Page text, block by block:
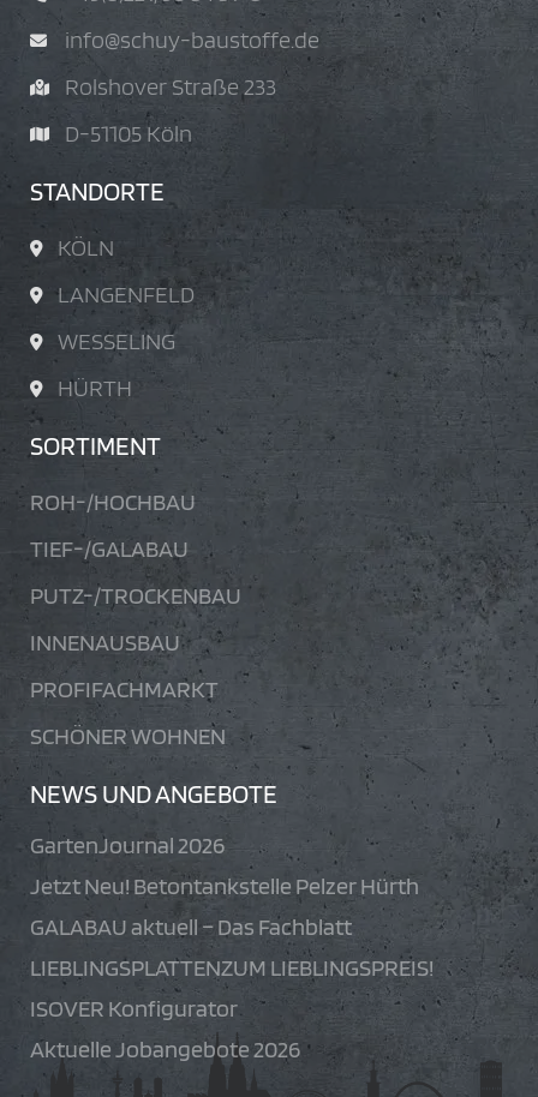
KONTAKT
+49(0)221/98 34 31-0
info@schuy-baustoffe.de
Rolshover Straße 233
D-51105 Köln
STANDORTE
KÖLN
LANGENFELD
WESSELING
HÜRTH
SORTIMENT
ROH-/HOCHBAU
TIEF-/GALABAU
PUTZ-/TROCKENBAU
INNENAUSBAU
PROFIFACHMARKT
SCHÖNER WOHNEN
NEWS UND ANGEBOTE
GartenJournal 2026
Jetzt Neu! Betontankstelle Pelzer Hürth
GALABAU aktuell – Das Fachblatt